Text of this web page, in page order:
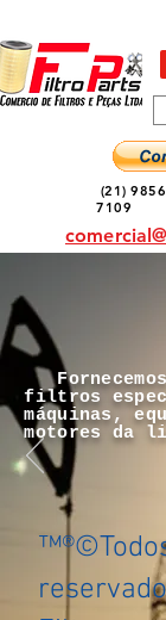
(21)
7109
filtros
máquinas,
motores da